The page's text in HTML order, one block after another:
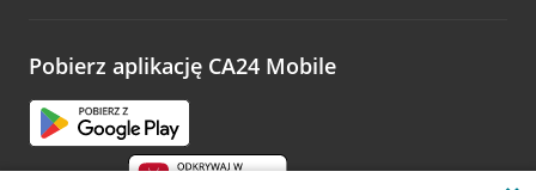
opinie.
Pobierz aplikację CA24 Mobile